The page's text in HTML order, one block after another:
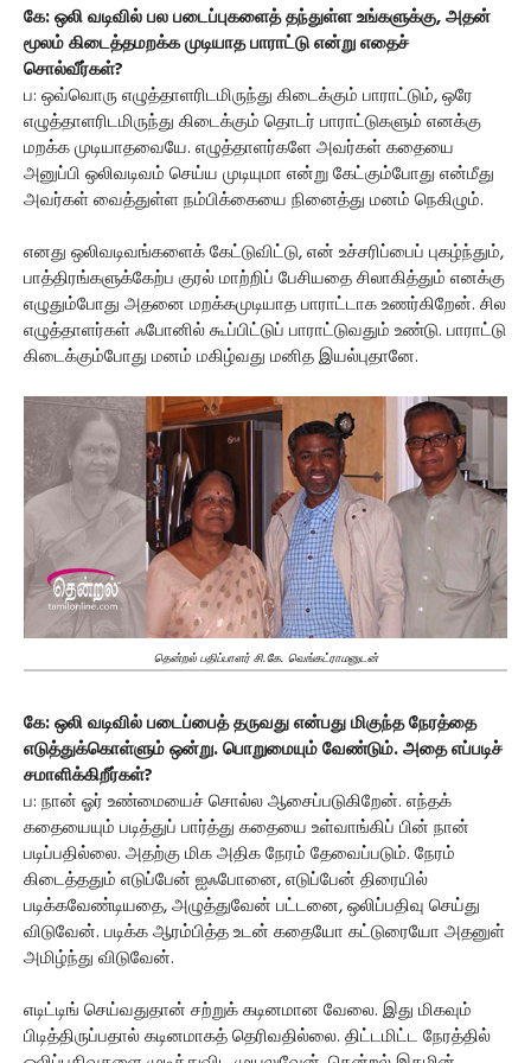
கே: ஒலி வடிவில் பல படைப்புகளைத் தந்துள்ள உங்களுக்கு, அதன்
மூலம் கிடைத்தமறக்க முடியாத பாராட்டு என்று எதைச்
சொல்வீர்கள்?
ப: ஒவ்வொரு எழுத்தாளரிடமிருந்து கிடைக்கும் பாராட்டும், ஒரே
எழுத்தாளரிடமிருந்து கிடைக்கும் தொடர் பாராட்டுகளும் எனக்கு
மறக்க முடியாதவையே. எழுத்தாளர்களே அவர்கள் கதையை
அனுப்பி ஒலிவடிவம் செய்ய முடியுமா என்று கேட்கும்போது என்மீது
அவர்கள் வைத்துள்ள நம்பிக்கையை நினைத்து மனம் நெகிழும்.
எனது ஒலிவடிவங்களைக் கேட்டுவிட்டு, என் உச்சரிப்பைப் புகழ்ந்தும்,
பாத்திரங்களுக்கேற்ப குரல் மாற்றிப் பேசியதை சிலாகித்தும் எனக்கு
எழுதும்போது அதனை மறக்கமுடியாத பாராட்டாக உணர்கிறேன். சில
எழுத்தாளர்கள் ஃபோனில் கூப்பிட்டுப் பாராட்டுவதும் உண்டு. பாராட்டு
கிடைக்கும்போது மனம் மகிழ்வது மனித இயல்புதானே.
தென்றல் பதிப்பாளர் சி.கே. வெங்கட்ராமனுடன்
கே: ஒலி வடிவில் படைப்பைத் தருவது என்பது மிகுந்த நேரத்தை
எடுத்துக்கொள்ளும் ஒன்று. பொறுமையும் வேண்டும். அதை எப்படிச்
சமாளிக்கிறீர்கள்?
ப: நான் ஓர் உண்மையைச் சொல்ல ஆசைப்படுகிறேன். எந்தக்
கதையையும் படித்துப் பார்த்து கதையை உள்வாங்கிப் பின் நான்
படிப்பதில்லை. அதற்கு மிக அதிக நேரம் தேவைப்படும். நேரம்
கிடைத்ததும் எடுப்பேன் ஐஃபோனை, எடுப்பேன் திரையில்
படிக்கவேண்டியதை, அழுத்துவேன் பட்டனை, ஒலிப்பதிவு செய்து
விடுவேன். படிக்க ஆரம்பித்த உடன் கதையோ கட்டுரையோ அதனுள்
அமிழ்ந்து விடுவேன்.
எடிட்டிங் செய்வதுதான் சற்றுக் கடினமான வேலை. இது மிகவும்
பிடித்திருப்பதால் கடினமாகத் தெரிவதில்லை. திட்டமிட்ட நேரத்தில்